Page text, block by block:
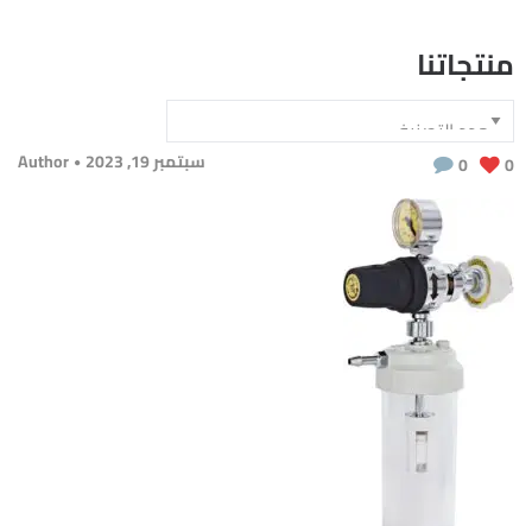
منتجاتنا
سبتمبر 19, 2023 Author 0 0